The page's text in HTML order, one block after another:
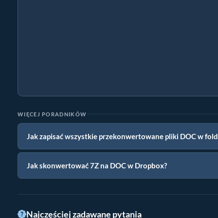
WIĘCEJ PORADNIKÓW
Jak zapisać wszystkie przekonwertowane pliki DOC w
Jak skonwertować 7Z na DOC w Dropbox?
Najczęściej zadawane pytania